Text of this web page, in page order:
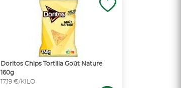
Doritos Chips Tortilla Goût Nature
160g
17,19 €/KILO